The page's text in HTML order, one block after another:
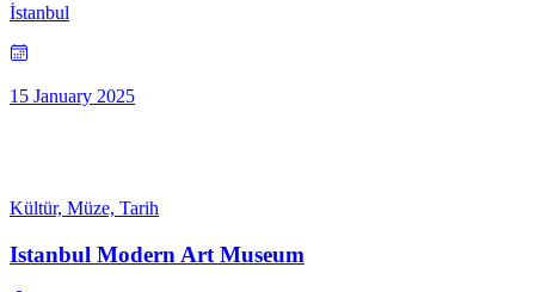
İstanbul
15 January 2025
Kültür, Müze, Tarih
Istanbul Modern Art Museum